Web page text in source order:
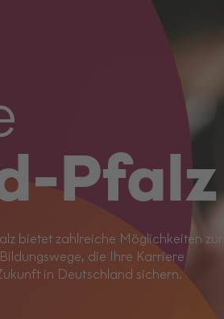
Pfalz
bietet zahlreiche Möglichkeiten zur
die Ihre Karriere
in Deutschland sichern.